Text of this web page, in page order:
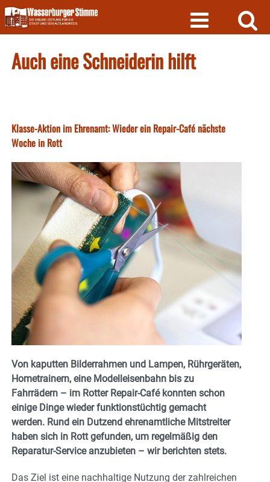
Skip
to
content
Auch eine Schneiderin hilft
Klasse-Aktion im Ehrenamt: Wieder ein Repair-Café nächste
Woche in Rott
Von kaputten Bilderrahmen und Lampen, Rührgeräten,
Hometrainern, eine Modelleisenbahn bis zu
Fahrrädern – im Rotter Repair-Café konnten schon
einige Dinge wieder funktionstüchtig gemacht
werden. Rund ein Dutzend ehrenamtliche Mitstreiter
haben sich in Rott gefunden, um regelmäßig den
Reparatur-Service anzubieten – wir berichten stets.
Das Ziel ist eine nachhaltige Nutzung der zahlreichen